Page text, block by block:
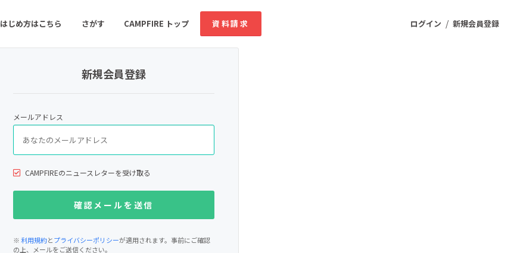
ログイン / 新規会員登録
はじめ方はこちら さがす CAMPFIRE トップ 資料請求
ゲーム・サービス開発
書籍・雑誌出版 アニメ・漫画
ソーシャルグッド ビューティー・ヘルスケア
新規会員登録
メールアドレス
CAMPFIREのニュースレターを受け取る
※利用規約とプライバシーポリシーが適用されます。事前にご確認
の上、メールをご送信ください。